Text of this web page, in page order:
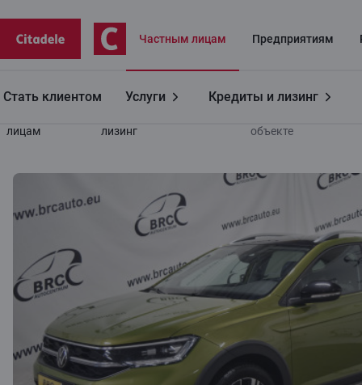
Частным лицaм Предприятиям
Стать клиентом Услуги Кредиты и лизинг
лицам
лизинг
объекте